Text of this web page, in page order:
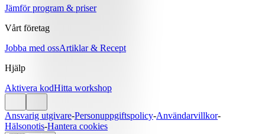
Jämför program & priser
Vårt företag
Jobba med ossArtiklar & Recept
Hjälp
Aktivera kodHitta workshop
Ansvarig utgivare-Personuppgiftspolicy-Användarvillkor-
Hälsonotis-Hantera cookies